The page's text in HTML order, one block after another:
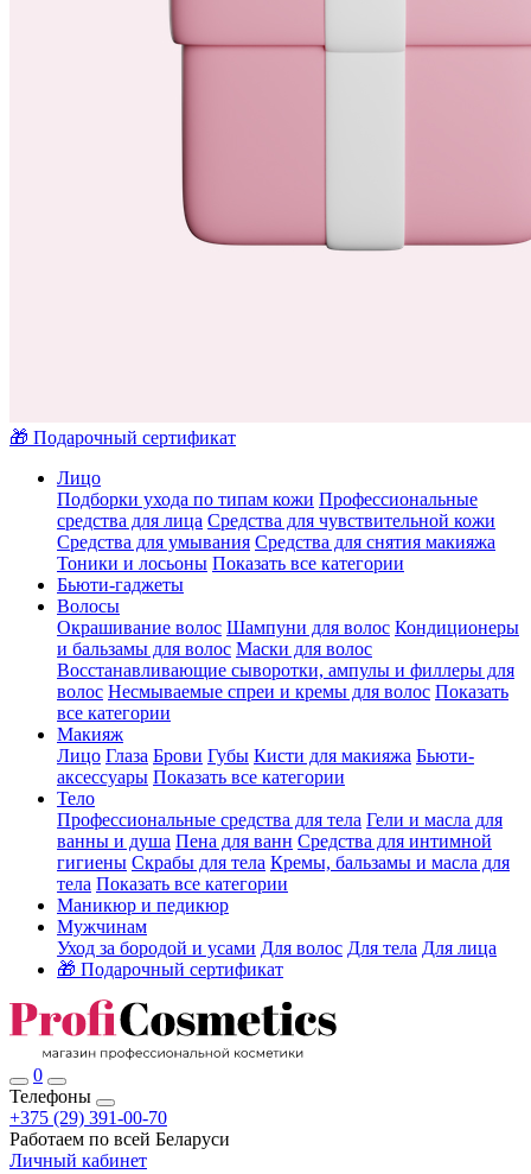
🎁 Подарочный сертификат
Лицо
Подборки ухода по типам кожи Профессиональные
средства для лица Средства для чувствительной кожи
Средства для умывания Средства для снятия макияжа
Тоники и лосьоны Показать все категории
Бьюти-гаджеты
Волосы
Окрашивание волос Шампуни для волос Кондиционеры
и бальзамы для волос Маски для волос
Восстанавливающие сыворотки, ампулы и филлеры для
волос Несмываемые спреи и кремы для волос Показать
все категории
Макияж
Лицо Глаза Брови Губы Кисти для макияжа Бьюти-
аксессуары Показать все категории
Тело
Профессиональные средства для тела Гели и масла для
ванны и душа Пена для ванн Средства для интимной
гигиены Скрабы для тела Кремы, бальзамы и масла для
тела Показать все категории
Маникюр и педикюр
Мужчинам
Уход за бородой и усами Для волос Для тела Для лица
🎁 Подарочный сертификат
0
Телефоны
+375 (29) 391-00-70
Работаем по всей Беларуси
Личный кабинет